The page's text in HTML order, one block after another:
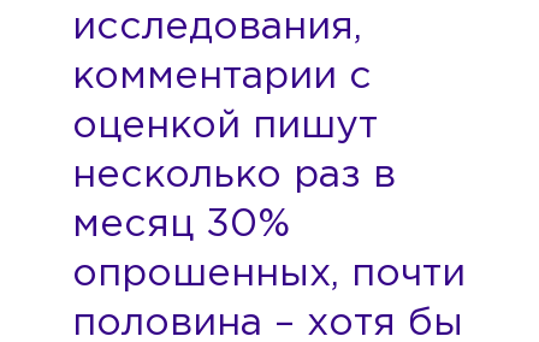
исследования,
комментарии с
оценкой пишут
несколько раз в
месяц 30%
опрошенных, почти
половина – хотя бы